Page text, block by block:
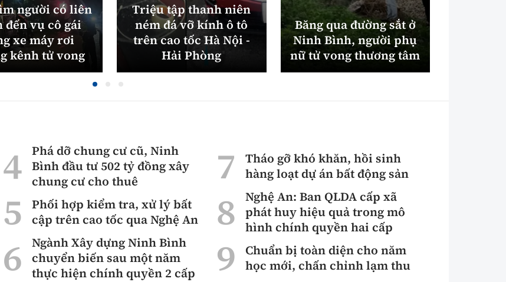
người có liên
đến vụ cô gái
xe máy rơi
kênh tử vong
Triệu tập thanh niên
ném đá vỡ kính ô tô
trên cao tốc Hà Nội -
Hải Phòng
Băng qua đường sắt ở
Ninh Bình, người phụ
nữ tử vong thương tâm
Phá dỡ chung cư cũ, Ninh
Bình đầu tư 502 tỷ đồng xây
chung cư cho thuê
Phối hợp kiểm tra, xử lý bất
cập trên cao tốc qua Nghệ An
Ngành Xây dựng Ninh Bình
chuyển biến sau một năm
thực hiện chính quyền 2 cấp
Tháo gỡ khó khăn, hồi sinh
hàng loạt dự án bất động sản
Nghệ An: Ban QLDA cấp xã
phát huy hiệu quả trong mô
hình chính quyền hai cấp
Chuẩn bị toàn diện cho năm
học mới, chấn chỉnh lạm thu